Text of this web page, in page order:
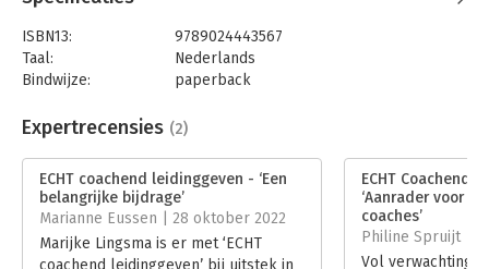
ISBN13:
9789024443567
Taal:
Nederlands
Bindwijze:
paperback
Uitgever:
Boom
Verschijningsdatum:
12-10-2021
Hoofdrubriek: Coaching en trainen Leiderschap
Expertrecensies (2)
ECHT coachend leidinggeven - ‘Een
belangrijke bijdrage’
Marianne Eussen | 28 oktober 2022
Marijke Lingsma is er met ‘ECHT
coachend leidinggeven’ bij uitstek in
ECHT Coachend
‘Aanrader voor
coaches’
Philine Spruijt |
Vol verwachting